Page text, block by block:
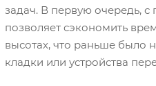
задач. В первую очередь,
позволяет сэкономить
высотах, что раньше было
кладки или устройства